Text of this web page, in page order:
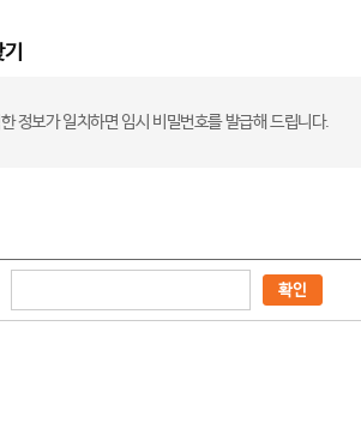
정보가 일치하면 임시 비밀번호를 발급해 드립니다.
확인